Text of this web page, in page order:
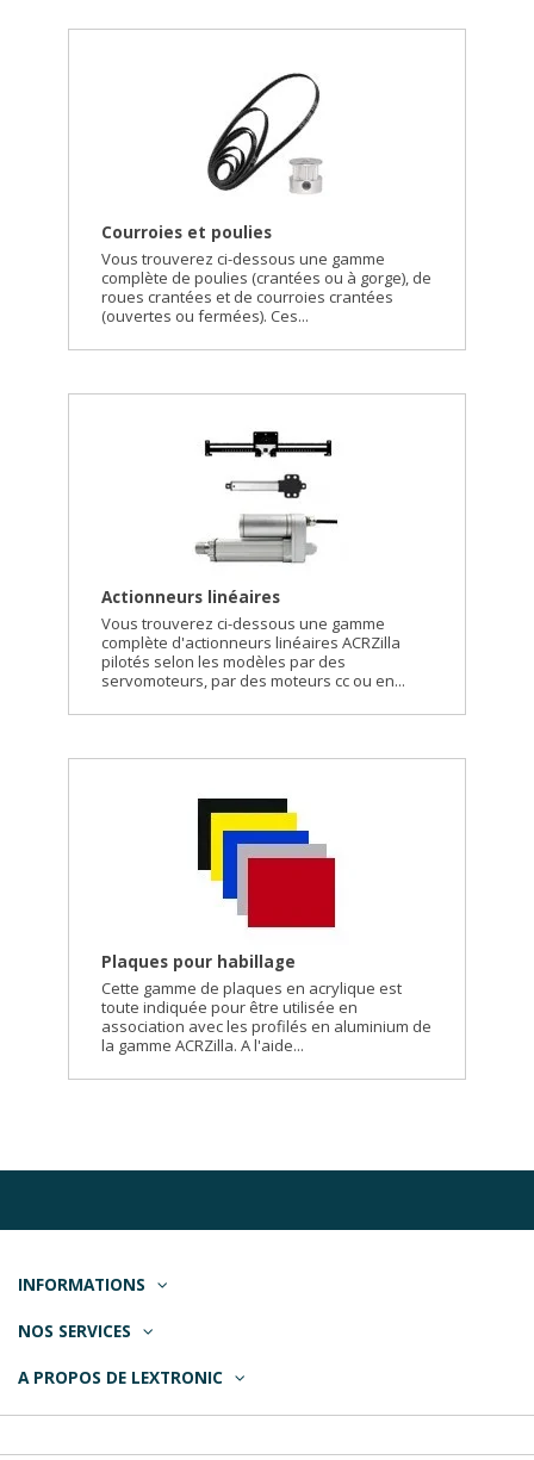
Courroies et poulies
Vous trouverez ci-dessous une gamme
complète de poulies (crantées ou à gorge), de
roues crantées et de courroies crantées
(ouvertes ou fermées). Ces...
Actionneurs linéaires
Vous trouverez ci-dessous une gamme
complète d'actionneurs linéaires ACRZilla
pilotés selon les modèles par des
servomoteurs, par des moteurs cc ou en...
Plaques pour habillage
Cette gamme de plaques en acrylique est
toute indiquée pour être utilisée en
association avec les profilés en aluminium de
la gamme ACRZilla. A l'aide...
INFORMATIONS
NOS SERVICES
A PROPOS DE LEXTRONIC